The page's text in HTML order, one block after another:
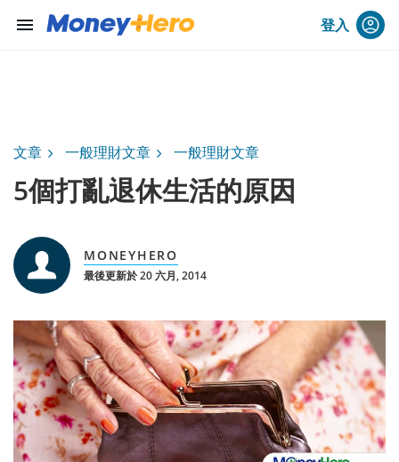
menu 登入
文章 一般理財文章 一般理財文章
5個打亂退休生活的原因
MONEYHERO
最後更新於 20 六月, 2014